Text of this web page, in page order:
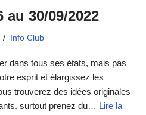
au 30/09/2022
Info Club
dans tous ses états, mais pas
esprit et élargissez les
trouverez des idées originales
surtout prenez du… Lire la